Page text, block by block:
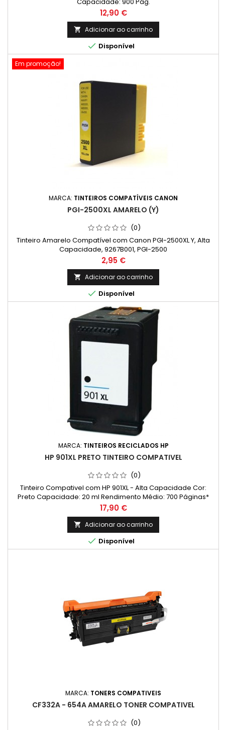
Preço
12,90 €
 Adicionar ao carrinho
 Disponível
Em promoção!
MARCA: TINTEIROS COMPATÍVEIS CANON
PGI-2500XL AMARELO (Y)
(0)
Tinteiro Amarelo Compatível com Canon PGI-2500XL Y, Alta
Capacidade, 9267B001, PGI-2500
Preço
2,95 €
 Adicionar ao carrinho
 Disponível
MARCA: TINTEIROS RECICLADOS HP
HP 901XL PRETO TINTEIRO COMPATIVEL
(0)
Tinteiro Compativel com HP 901XL - Alta Capacidade Cor:
Preto Capacidade: 20 ml Rendimento Médio: 700 Páginas*
Preço
17,90 €
 Adicionar ao carrinho
 Disponível
MARCA: TONERS COMPATIVEIS
CF332A - 654A AMARELO TONER COMPATIVEL
(0)